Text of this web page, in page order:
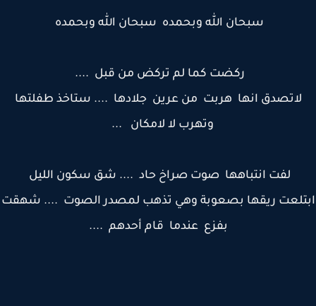
سبحان الله وبحمده سبحان الله وبحمده
ركضت كما لم تركض من قبل ....
لاتصدق انها هربت من عرين جلادها .... ستاخذ طفلتها
وتهرب لا لامكان ...
لفت انتباهها صوت صراخ حاد .... شق سكون الليل
ريقها بصعوبة وهي تذهب لمصدر الصوت .... شهقت
بفزع عندما قام أحدهم ....